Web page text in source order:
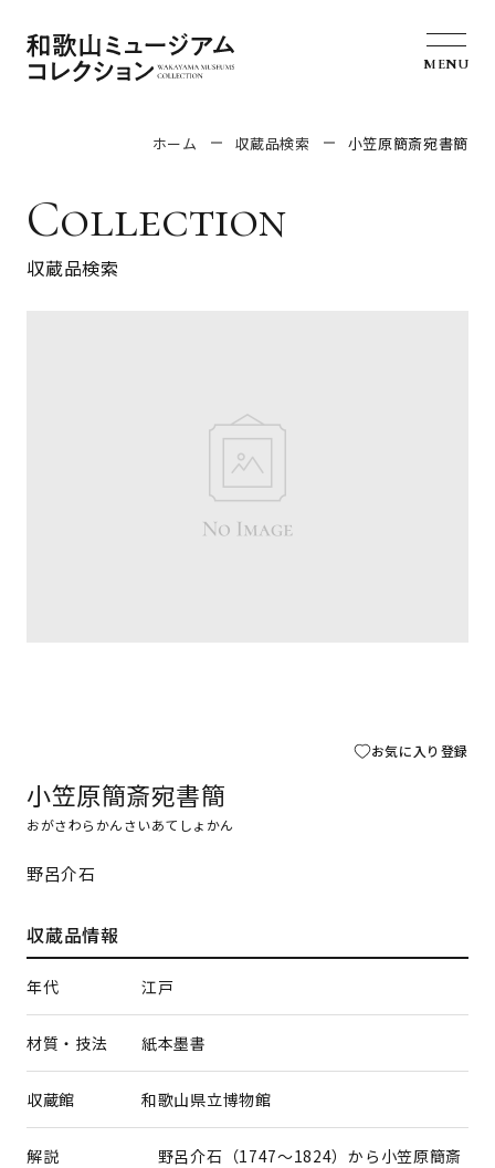
MENU
ホーム 収蔵品検索 小笠原簡斎宛書簡
Collection
収蔵品検索
お気に入り登録
小笠原簡斎宛書簡
おがさわらかんさいあてしょかん
野呂介石
収蔵品情報
年代 江戸
材質・技法 紙本墨書
収蔵館 和歌山県立博物館
解説
野呂介石（1747～1824）から小笠原簡斎